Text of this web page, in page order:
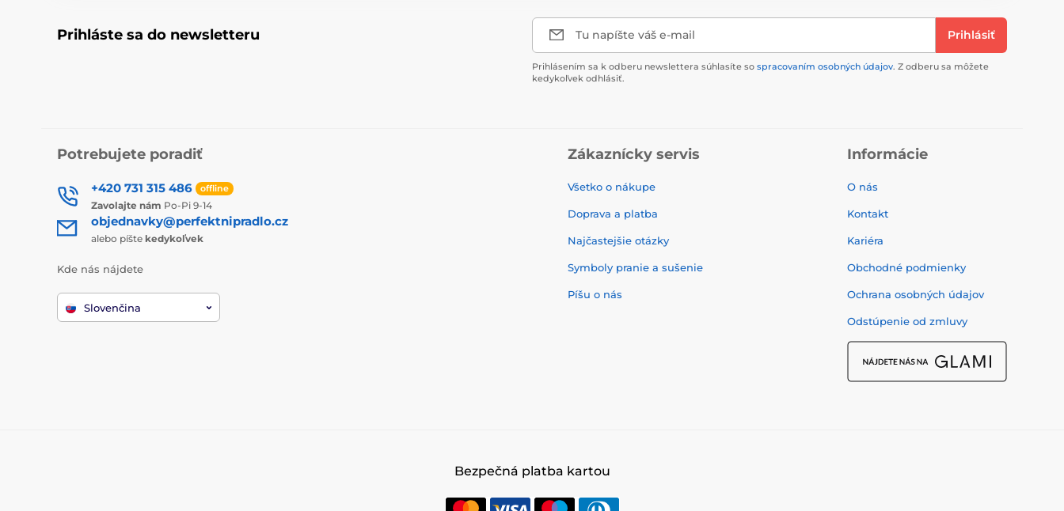
Prihláste sa do newsletteru Tu napíšte váš e-mail Prihlásiť
Prihlásením sa k odberu newslettera súhlasíte so spracovaním osobných údajov. Z odberu sa môžete
kedykoľvek odhlásiť.
Potrebujete poradiť
+420 731 315 486 offline
Zavolajte nám Po-Pi 9-14
objednavky@perfektnipradlo.cz
alebo píšte kedykoľvek
Kde nás nájdete
Slovenčina
Zákaznícky servis
Všetko o nákupe
Doprava a platba
Najčastejšie otázky
Symboly pranie a sušenie
Píšu o nás
Informácie
O nás
Kontakt
Kariéra
Obchodné podmienky
Ochrana osobných údajov
Odstúpenie od zmluvy
Bezpečná platba kartou